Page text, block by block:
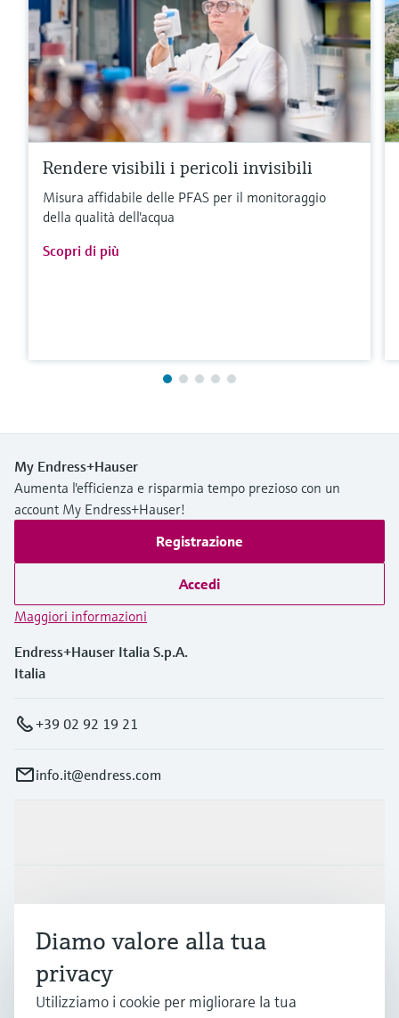
Rendere visibili i pericoli invisibili
Misura affidabile delle PFAS per il monitoraggio
della qualità dell'acqua
Scopri di più
My Endress+Hauser
Aumenta l'efficienza e risparmia tempo prezioso con un
account My Endress+Hauser!
Registrazione
Accedi
Maggiori informazioni
Endress+Hauser Italia S.p.A.
Italia
+39 02 92 19 21
info.it@endress.com
Supporta
Diamo valore alla tua
privacy
Utilizziamo i cookie per migliorare la tua